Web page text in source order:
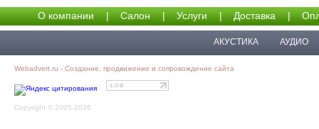
О компании | Салон | Услуги | Доставка |
АКУСТИКА АУДИО
Webadvert.ru - Создание, продвижение и сопровождение сайта
Copyright © 2005-2026